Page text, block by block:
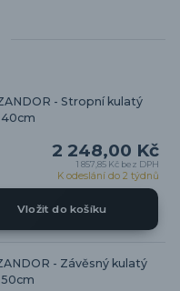
- Stropní kulatý
40cm
2 248,00 Kč
1 857,85 Kč bez DPH
K odeslání do 2 týdnů
Vložit do košíku
- Závěsný kulatý